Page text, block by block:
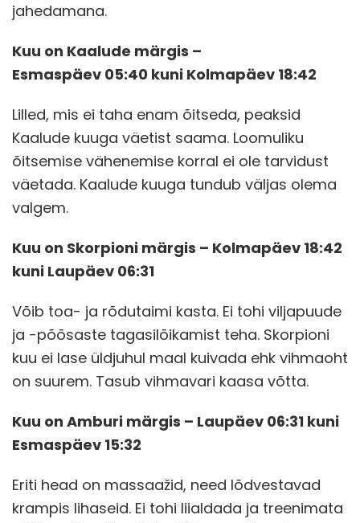
jahedamana.
Kuu on Kaalude märgis –
Esmaspäev 05:40 kuni Kolmapäev 18:42
Lilled, mis ei taha enam õitseda, peaksid
Kaalude kuuga väetist saama. Loomuliku
õitsemise vähenemise korral ei ole tarvidust
väetada. Kaalude kuuga tundub väljas olema
valgem.
Kuu on Skorpioni märgis – Kolmapäev 18:42
kuni Laupäev 06:31
Võib toa- ja rõdutaimi kasta. Ei tohi viljapuude
ja -põõsaste tagasilõikamist teha. Skorpioni
kuu ei lase üldjuhul maal kuivada ehk vihmaoht
on suurem. Tasub vihmavari kaasa võtta.
Kuu on Amburi märgis – Laupäev 06:31 kuni
Esmaspäev 15:32
Eriti head on massaažid, need lõdvestavad
krampis lihaseid. Ei tohi liialdada ja treenimata